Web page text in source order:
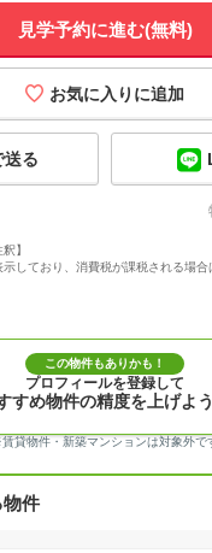
見学予約に進む(無料)
送る
】
しており、消費税が課税される場
ース（絵）や間取り図に描かれてい
建物価格は含まれません。
提供日の２日前に最終確認した情報
植栽、外観等実際のものとは多少異
・展示場・ショールームの画像の場
とは多少異なる場合があります。
物件は、全ての住戸に該当しない項
れた日から１週間表示されます。
この物件もありかも！
プロフィールを登録して
すめ物件の精度を上げよう
貸物件・新築マンションは対象外で
件